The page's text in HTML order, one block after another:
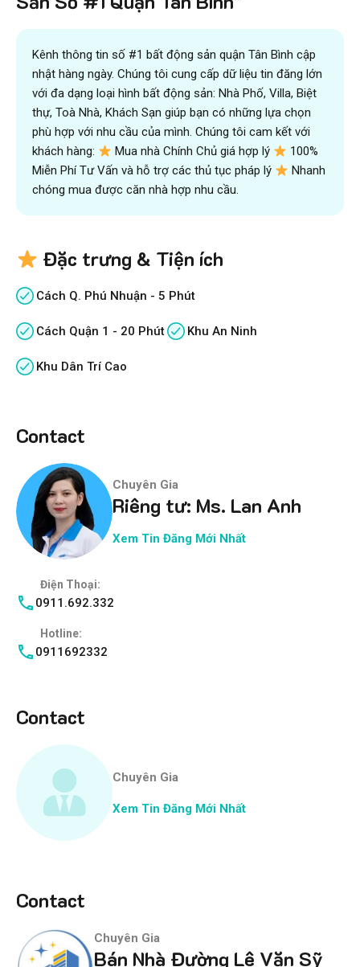
Kênh thông tin số #1 bất động sản quận Tân Bình cập
nhật hàng ngày. Chúng tôi cung cấp dữ liệu tin đăng lớn
với đa dạng loại hình bất động sản: Nhà Phố, Villa, Biệt
thự, Toà Nhà, Khách Sạn giúp bạn có những lựa chọn
phù hợp với nhu cầu của mình. Chúng tôi cam kết với
khách hàng:
Mua nhà Chính Chủ giá hợp lý
100%
Miễn Phí Tư Vấn và hỗ trợ các thủ tục pháp lý
Nhanh
chóng mua được căn nhà hợp nhu cầu.
Đặc trưng & Tiện ích
Cách Q. Phú Nhuận - 5 Phút
Cách Quận 1 - 20 Phút Khu An Ninh
Khu Dân Trí Cao
Contact
Chuyên Gia
Riêng tư: Ms. Lan Anh
Xem Tin Đăng Mới Nhất
Điện Thoại:
0911.692.332
Hotline:
0911692332
Contact
Chuyên Gia
Xem Tin Đăng Mới Nhất
Contact
Chuyên Gia
Bán Nhà Đường Lê Văn Sỹ